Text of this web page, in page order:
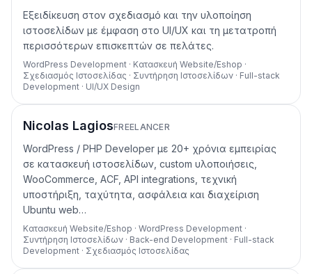
Εξειδίκευση στον σχεδιασμό και την υλοποίηση
ιστοσελίδων με έμφαση στο UI/UX και τη μετατροπή
περισσότερων επισκεπτών σε πελάτες.
WordPress Development · Κατασκευή Website/Eshop ·
Σχεδιασμός Ιστοσελίδας · Συντήρηση Ιστοσελίδων · Full-stack
Development · UI/UX Design
Nicolas LagiosFREELANCER
WordPress / PHP Developer με 20+ χρόνια εμπειρίας
σε κατασκευή ιστοσελίδων, custom υλοποιήσεις,
WooCommerce, ACF, API integrations, τεχνική
υποστήριξη, ταχύτητα, ασφάλεια και διαχείριση
Ubuntu web…
Κατασκευή Website/Eshop · WordPress Development ·
Συντήρηση Ιστοσελίδων · Back-end Development · Full-stack
Development · Σχεδιασμός Ιστοσελίδας